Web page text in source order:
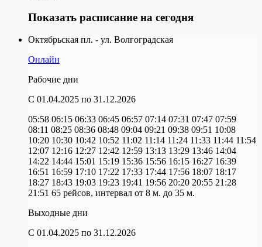
Показать расписание на сегодня
Октябрьская пл. - ул. Волгоградская
Онлайн
Рабочие дни
C 01.04.2025 по 31.12.2026
05:58 06:15 06:33 06:45 06:57 07:14 07:31 07:47 07:59
08:11 08:25 08:36 08:48 09:04 09:21 09:38 09:51 10:08
10:20 10:30 10:42 10:52 11:02 11:14 11:24 11:33 11:44 11:54
12:07 12:16 12:27 12:42 12:59 13:13 13:29 13:46 14:04
14:22 14:44 15:01 15:19 15:36 15:56 16:15 16:27 16:39
16:51 16:59 17:10 17:22 17:33 17:44 17:56 18:07 18:17
18:27 18:43 19:03 19:23 19:41 19:56 20:20 20:55 21:28
21:51 65 рейсов, интервал от 8 м. до 35 м.
Выходные дни
C 01.04.2025 по 31.12.2026